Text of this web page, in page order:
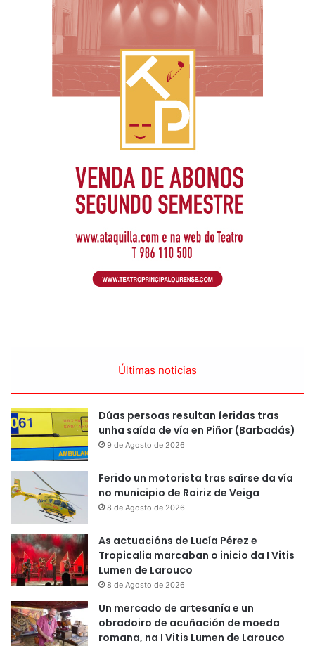
Últimas noticias
Dúas persoas resultan feridas tras
unha saída de vía en Piñor (Barbadás)
9 de Agosto de 2026
Ferido un motorista tras saírse da vía
no municipio de Rairiz de Veiga
8 de Agosto de 2026
As actuacións de Lucía Pérez e
Tropicalia marcaban o inicio da I Vitis
Lumen de Larouco
8 de Agosto de 2026
Un mercado de artesanía e un
obradoiro de acuñación de moeda
romana, na I Vitis Lumen de Larouco